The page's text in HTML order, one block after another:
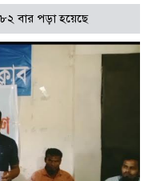
বার পড়া হয়েছে